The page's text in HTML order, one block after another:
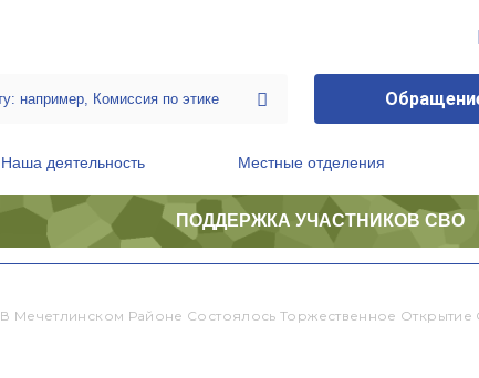
Наша деятельность Местные отделения
ПОДДЕРЖКА УЧАСТНИКОВ СВО
В Мечетлинском Районе Состоялось Торжественное